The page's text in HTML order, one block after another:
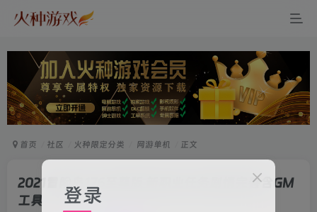
首页 社区 火种限定分类 网游单机 正文
2021冒险岛176至尊版 新职业任务剧情完善含GM
工具
登录